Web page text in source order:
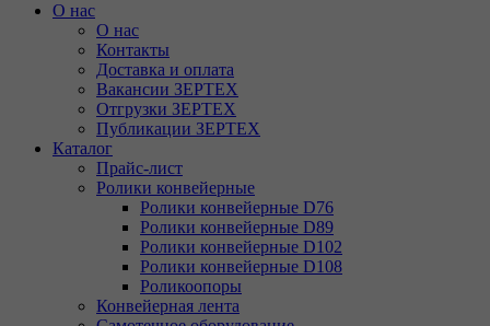
О нас
О нас
Контакты
Доставка и оплата
Вакансии ЗЕРТЕХ
Отгрузки ЗЕРТЕХ
Публикации ЗЕРТЕХ
Каталог
Прайс-лист
Ролики конвейерные
Ролики конвейерные D76
Ролики конвейерные D89
Ролики конвейерные D102
Ролики конвейерные D108
Роликоопоры
Конвейерная лента